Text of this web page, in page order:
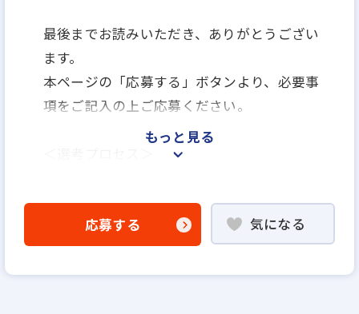
最後までお読みいただき、ありがとうござい
ます。
本ページの「応募する」ボタンより、必要事
項をご記入の上ご応募ください。
▼
WEB書類選考
▼
説明選考会（電話面談）
もっと見る
応募する 気になる